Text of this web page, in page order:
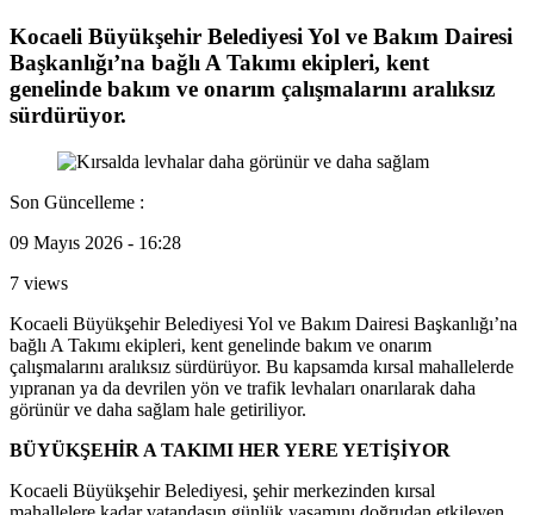
Kocaeli Büyükşehir Belediyesi Yol ve Bakım Dairesi
Başkanlığı’na bağlı A Takımı ekipleri, kent
genelinde bakım ve onarım çalışmalarını aralıksız
sürdürüyor.
Son Güncelleme :
09 Mayıs 2026 - 16:28
7 views
Kocaeli Büyükşehir Belediyesi Yol ve Bakım Dairesi Başkanlığı’na
bağlı A Takımı ekipleri, kent genelinde bakım ve onarım
çalışmalarını aralıksız sürdürüyor. Bu kapsamda kırsal mahallelerde
yıpranan ya da devrilen yön ve trafik levhaları onarılarak daha
görünür ve daha sağlam hale getiriliyor.
BÜYÜKŞEHİR A TAKIMI HER YERE YETİŞİYOR
Kocaeli Büyükşehir Belediyesi, şehir merkezinden kırsal